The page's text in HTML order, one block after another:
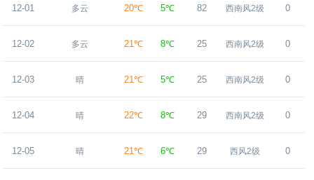
12-01 多云 20℃ 5℃ 82 西南风2级 0
12-02 多云 21℃ 8℃ 25 西南风2级 0
12-03 晴 21℃ 5℃ 25 西南风2级 0
12-04 晴 22℃ 8℃ 29 西南风2级 0
12-05 晴 21℃ 6℃ 29 西风2级 0